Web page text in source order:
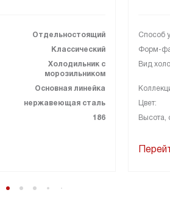
Отдельностоящий
Классический
Холодильник с
морозильником
Основная линейка
нержавеющая сталь
186
Способ
Форм-
Вид
Цвет:
Высота,